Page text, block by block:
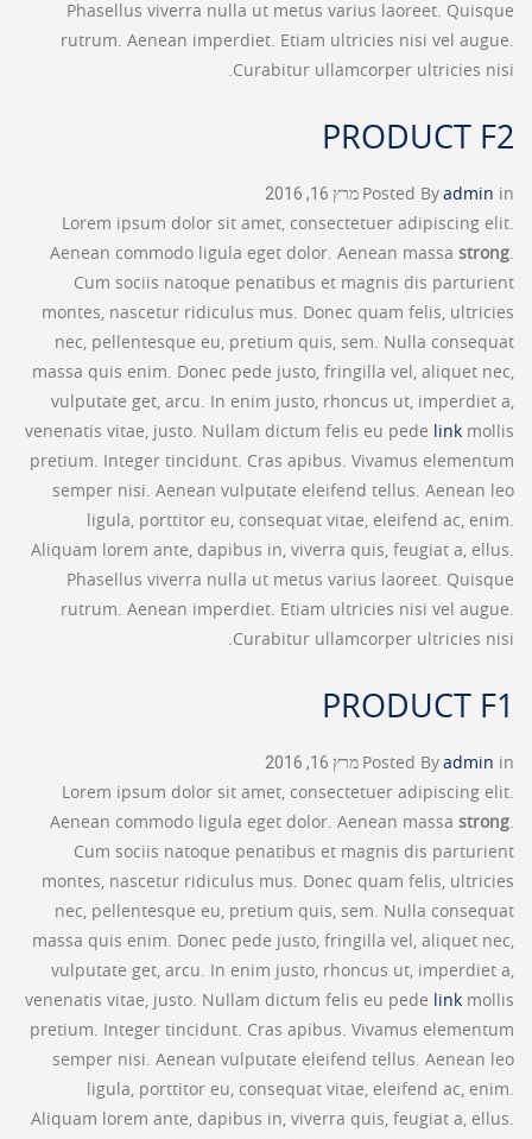
Phasellus viverra nulla ut metus varius laoreet. Quisque
rutrum. Aenean imperdiet. Etiam ultricies nisi vel augue.
Curabitur ullamcorper ultricies nisi.
PRODUCT F2
Posted Byadmin in מרץ 16, 2016
Lorem ipsum dolor sit amet, consectetuer adipiscing elit.
Aenean commodo ligula eget dolor. Aenean massa strong.
Cum sociis natoque penatibus et magnis dis parturient
montes, nascetur ridiculus mus. Donec quam felis, ultricies
nec, pellentesque eu, pretium quis, sem. Nulla consequat
massa quis enim. Donec pede justo, fringilla vel, aliquet nec,
vulputate get, arcu. In enim justo, rhoncus ut, imperdiet a,
venenatis vitae, justo. Nullam dictum felis eu pede link mollis
pretium. Integer tincidunt. Cras apibus. Vivamus elementum
semper nisi. Aenean vulputate eleifend tellus. Aenean leo
ligula, porttitor eu, consequat vitae, eleifend ac, enim.
Aliquam lorem ante, dapibus in, viverra quis, feugiat a, ellus.
Phasellus viverra nulla ut metus varius laoreet. Quisque
rutrum. Aenean imperdiet. Etiam ultricies nisi vel augue.
Curabitur ullamcorper ultricies nisi.
PRODUCT F1
Posted Byadmin in מרץ 16, 2016
Lorem ipsum dolor sit amet, consectetuer adipiscing elit.
Aenean commodo ligula eget dolor. Aenean massa strong.
Cum sociis natoque penatibus et magnis dis parturient
montes, nascetur ridiculus mus. Donec quam felis, ultricies
nec, pellentesque eu, pretium quis, sem. Nulla consequat
massa quis enim. Donec pede justo, fringilla vel, aliquet nec,
vulputate get, arcu. In enim justo, rhoncus ut, imperdiet a,
venenatis vitae, justo. Nullam dictum felis eu pede link mollis
pretium. Integer tincidunt. Cras apibus. Vivamus elementum
semper nisi. Aenean vulputate eleifend tellus. Aenean leo
ligula, porttitor eu, consequat vitae, eleifend ac, enim.
Aliquam lorem ante, dapibus in, viverra quis, feugiat a, ellus.